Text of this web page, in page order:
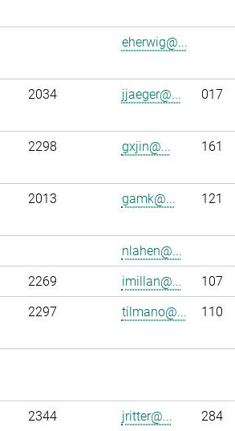
eherwig@...
2034 jjaeger@... 017
2298 gxjin@... 161
2013 gamk@... 121
nlahen@...
2269 imillan@...
107
2297 tilmano@... 110
2344 jritter@... 284